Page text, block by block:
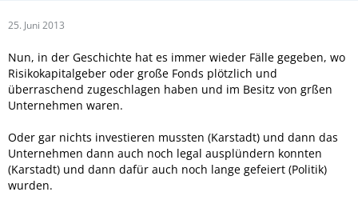
25. Juni 2013
Nun, in der Geschichte hat es immer wieder Fälle gegeben, wo
Risikokapitalgeber oder große Fonds plötzlich und
überraschend zugeschlagen haben und im Besitz von grßen
Unternehmen waren.
Oder gar nichts investieren mussten (Karstadt) und dann das
Unternehmen dann auch noch legal ausplündern konnten
(Karstadt) und dann dafür auch noch lange gefeiert (Politik)
wurden.